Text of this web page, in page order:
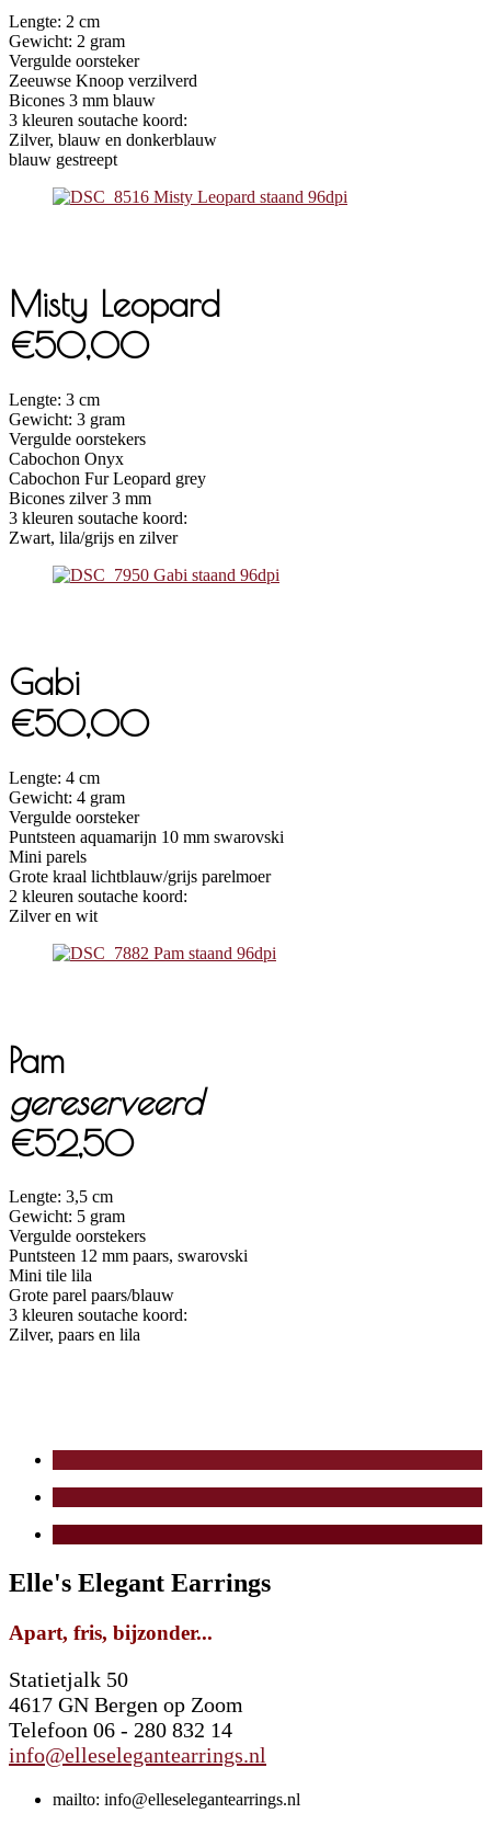
Lengte: 2 cm
Gewicht: 2 gram
Vergulde oorsteker
Zeeuwse Knoop verzilverd
Bicones 3 mm blauw
3 kleuren soutache koord:
Zilver, blauw en donkerblauw
blauw gestreept
Misty Leopard
€50,00
Lengte: 3 cm
Gewicht: 3 gram
Vergulde oorstekers
Cabochon Onyx
Cabochon Fur Leopard grey
Bicones zilver 3 mm
3 kleuren soutache koord:
Zwart, lila/grijs en zilver
Gabi
€50,00
Lengte: 4 cm
Gewicht: 4 gram
Vergulde oorsteker
Puntsteen aquamarijn 10 mm swarovski
Mini parels
Grote kraal lichtblauw/grijs parelmoer
2 kleuren soutache koord:
Zilver en wit
Pam
gereserveerd
€52,50
Lengte: 3,5 cm
Gewicht: 5 gram
Vergulde oorstekers
Puntsteen 12 mm paars, swarovski
Mini tile lila
Grote parel paars/blauw
3 kleuren soutache koord:
Zilver, paars en lila
Elle's Elegant Earrings
Apart, fris, bijzonder...
Statietjalk 50
4617 GN Bergen op Zoom
Telefoon 06 - 280 832 14
info@elleselegantearrings.nl
mailto: info@elleselegantearrings.nl